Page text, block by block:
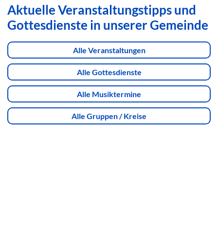
Aktuelle Veranstaltungstipps und
Gottesdienste in unserer Gemeinde
Alle Veranstaltungen
Alle Gottesdienste
Alle Musiktermine
Alle Gruppen / Kreise